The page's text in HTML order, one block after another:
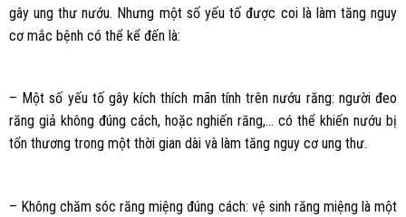
gây ung thư nướu. Nhưng một số yếu tố được coi là làm tăng nguy
cơ mắc bệnh có thể kể đến là:
– Một số yếu tố gây kích thích mãn tính trên nướu răng: người đeo
răng giả không đúng cách, hoặc nghiến răng,… có thể khiến nướu bị
tổn thương trong một thời gian dài và làm tăng nguy cơ ung thư.
– Không chăm sóc răng miệng đúng cách: vệ sinh răng miệng là một